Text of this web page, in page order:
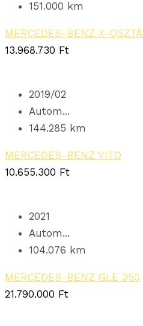
151.000 km
MERCEDES-BENZ X-
13.968.730 Ft
2019/02
Autom...
144.285 km
MERCEDES-BENZ VITO
10.655.300 Ft
2021
Autom...
104.076 km
MERCEDES-BENZ GLE 350
21.790.000 Ft